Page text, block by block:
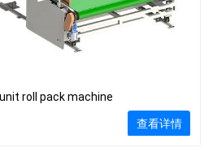
roll pack machine
查看详情